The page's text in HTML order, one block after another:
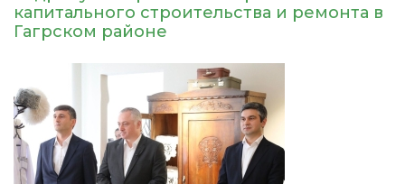
капитального строительства и ремонта в
Гагрском районе